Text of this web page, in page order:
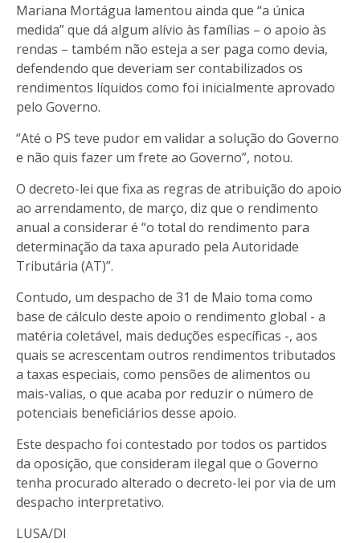
Mariana Mortágua lamentou ainda que “a única
medida” que dá algum alívio às famílias – o apoio às
rendas – também não esteja a ser paga como devia,
defendendo que deveriam ser contabilizados os
rendimentos líquidos como foi inicialmente aprovado
pelo Governo.
“Até o PS teve pudor em validar a solução do Governo
e não quis fazer um frete ao Governo”, notou.
O decreto-lei que fixa as regras de atribuição do apoio
ao arrendamento, de março, diz que o rendimento
anual a considerar é “o total do rendimento para
determinação da taxa apurado pela Autoridade
Tributária (AT)”.
Contudo, um despacho de 31 de Maio toma como
base de cálculo deste apoio o rendimento global - a
matéria coletável, mais deduções específicas -, aos
quais se acrescentam outros rendimentos tributados
a taxas especiais, como pensões de alimentos ou
mais-valias, o que acaba por reduzir o número de
potenciais beneficiários desse apoio.
Este despacho foi contestado por todos os partidos
da oposição, que consideram ilegal que o Governo
tenha procurado alterado o decreto-lei por via de um
despacho interpretativo.
LUSA/DI